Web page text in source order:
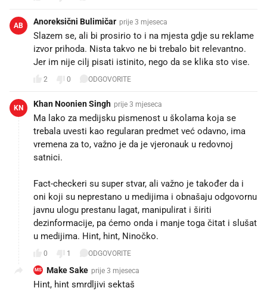
AB Anoreksični Bulimičar prije 3 mjeseca
Slazem se, ali bi prosirio to i na mjesta gdje su reklame
izvor prihoda. Nista takvo ne bi trebalo bit relevantno.
Jer im nije cilj pisati istinito, nego da se klika sto vise.
2 0 ODGOVORITE
KN Khan Noonien Singh prije 3 mjeseca
Ma lako za medijsku pismenost u školama koja se
trebala uvesti kao regularan predmet već odavno, ima
vremena za to, važno je da je vjeronauk u redovnoj
satnici.
Fact-checkeri su super stvar, ali važno je također da i
oni koji su neprestano u medijima i obnašaju odgovornu
javnu ulogu prestanu lagat, manipulirat i širiti
dezinformacije, pa ćemo onda i manje toga čitat i slušat
u medijima. Hint, hint, Ninočko.
0 1 ODGOVORITE
MS Make Sake prije 3 mjeseca
Hint, hint smrdljivi sektaš